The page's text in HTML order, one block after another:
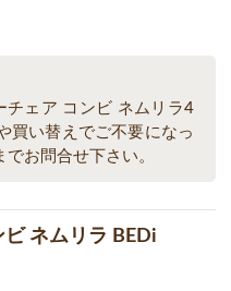
チェア コンビ ネムリラ4
買い替えでご不要になっ
お問合せ下さい。
ネムリラ BEDi